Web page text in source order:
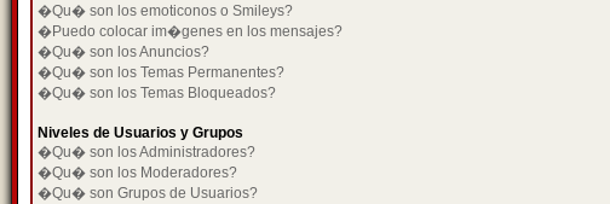
�Qu� son los emoticonos o Smileys?
�Puedo colocar im�genes en los mensajes?
�Qu� son los Anuncios?
�Qu� son los Temas Permanentes?
�Qu� son los Temas Bloqueados?
Niveles de Usuarios y Grupos
�Qu� son los Administradores?
�Qu� son los Moderadores?
�Qu� son Grupos de Usuarios?